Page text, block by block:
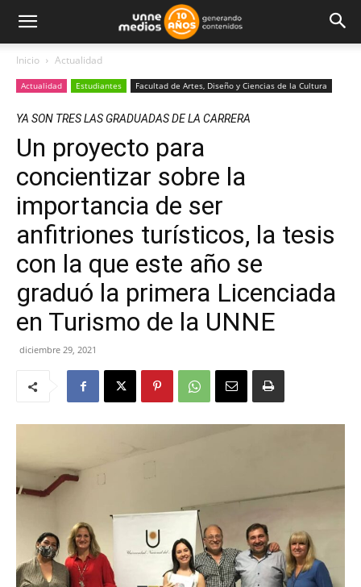
Inicio Actualidad
Actualidad Estudiantes Facultad de Artes, Diseño y Ciencias de la Cultura
YA SON TRES LAS GRADUADAS DE LA CARRERA
Un proyecto para
concientizar sobre la
importancia de ser
anfitriones turísticos, la tesis
con la que este año se
graduó la primera Licenciada
en Turismo de la UNNE
diciembre 29, 2021